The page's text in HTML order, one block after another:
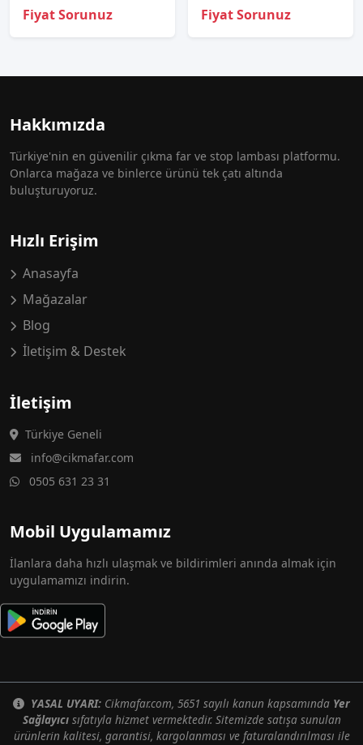
Fiyat Sorunuz Fiyat Sorunuz
Hakkımızda
Türkiye'nin en güvenilir çıkma far ve stop lambası platformu.
Onlarca mağaza ve binlerce ürünü tek çatı altında
buluşturuyoruz.
Hızlı Erişim
Anasayfa
Mağazalar
Blog
İletişim & Destek
İletişim
Türkiye Geneli
info@cikmafar.com
0505 631 23 31
Mobil Uygulamamız
İlanlara daha hızlı ulaşmak ve bildirimleri anında almak için
uygulamamızı indirin.
YASAL UYARI: Cikmafar.com, 5651 sayılı kanun kapsamında Yer
Sağlayıcısıfatıyla hizmet vermektedir. Sitemizde satışa sunulan
ürünlerin kalitesi, garantisi, kargolanması ve faturalandırılması ile